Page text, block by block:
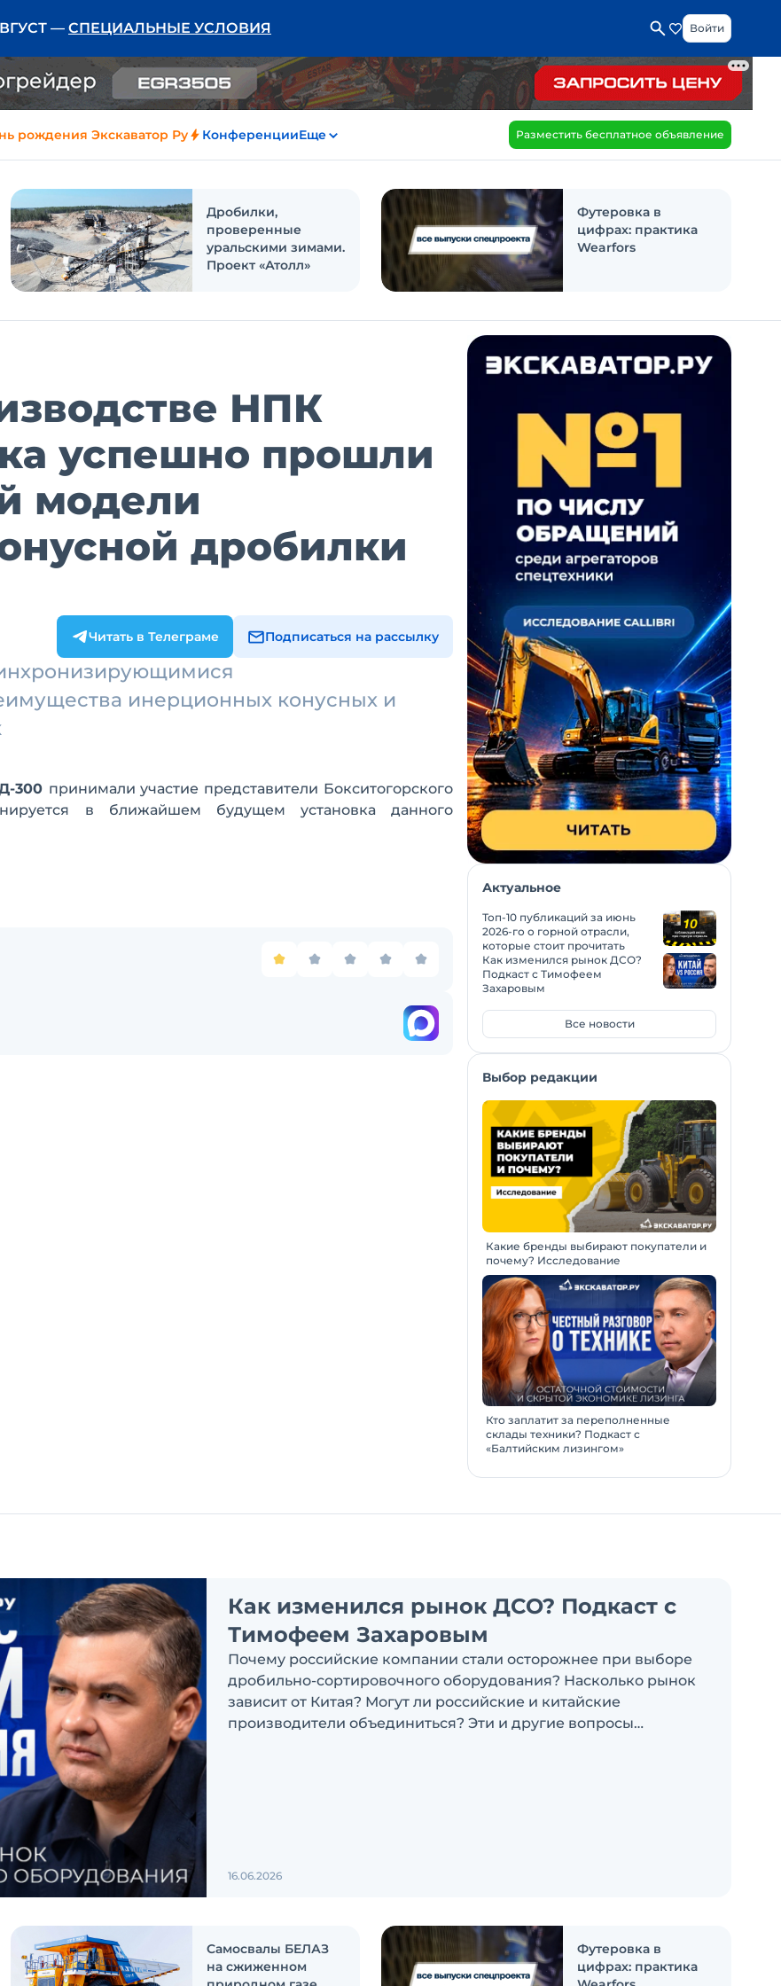
— СПЕЦИАЛЬНЫЕ УСЛОВИЯ Войти
рождения Экскаватор Ру КонференцииЕще Разместить бесплатное объявление
Дробилки,
проверенные
уральскими зимами.
Проект «Атолл»
Футеровка в
цифрах: практика
Wearfors
НПК
успешно прошли
модели
дробилки
Читать в Телеграме Подписаться на рассылку
инерционных конусных и
300 принимали участие представители Бокситогорского
в ближайшем будущем установка данного
Актуальное
Топ-10 публикаций за июнь
2026-го о горной отрасли,
которые стоит прочитать
Как изменился рынок ДСО?
Подкаст с Тимофеем
Захаровым
Все новости
Выбор редакции
Какие бренды выбирают покупатели и
почему? Исследование
Кто заплатит за переполненные
склады техники? Подкаст с
«Балтийским лизингом»
Как изменился рынок ДСО? Подкаст с
Тимофеем Захаровым
Почему российские компании стали осторожнее при выборе
дробильно-сортировочного оборудования? Насколько рынок
зависит от Китая? Могут ли российские и китайские
производители объединиться? Эти и другие вопросы
16.06.2026
Самосвалы БЕЛАЗ
на сжиженном
Футеровка в
цифрах: практика